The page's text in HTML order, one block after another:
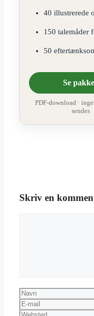
40 illustrerede
150 talemåder
50
Se
PDF-download ·
sendes
Skriv en
Navn
E-
mail
Websted